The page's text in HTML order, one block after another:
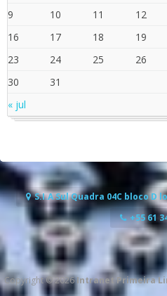
9
10 11 12
16
17 18 19
23
24 25 26
30
31
« jul
S.I.A Sul Quadra 04C bloco D
+55 61
Copyright © 2026Intranet Primeira